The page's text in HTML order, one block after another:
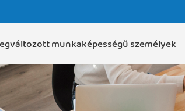
munkaképességű személyek